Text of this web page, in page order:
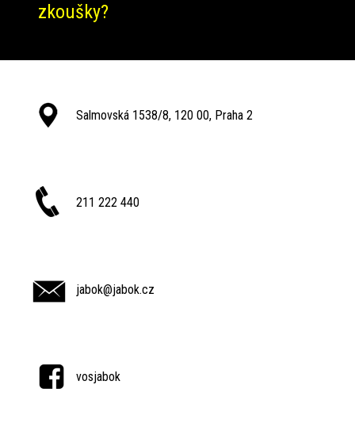
zkoušky?
Salmovská 1538/8, 120 00, Praha 2
211 222 440
jabok@jabok.cz
vosjabok